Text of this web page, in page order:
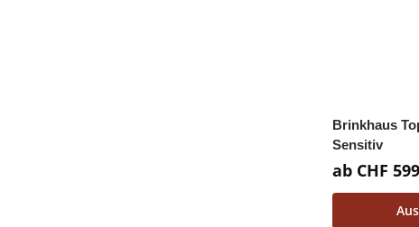
Brinkhaus
Sensitiv
ab CHF